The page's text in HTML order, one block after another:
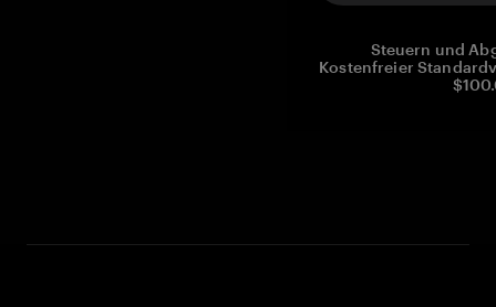
Steuern und
Kostenfreier